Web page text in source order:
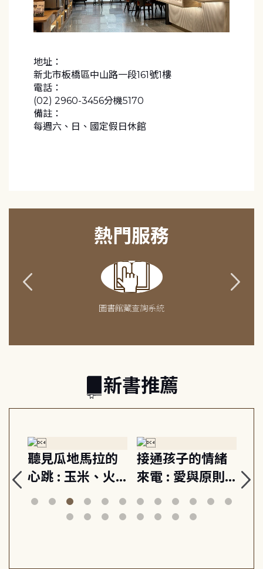
地址：
新北市板橋區中山路一段161號1樓
電話：
(02) 2960-3456分機5170
備註：
每週六、日、國定假日休館
熱門服務
圖書館藏查詢系統
新書推薦
,
重啟你的情緒開
關 : 高壓人生不
爆炸指南, 5分鐘
減輕身心壓力, 找
成熟大人的幸福
上手力 : 擁抱平
凡中的每個燦爛
時刻, 給匱乏世代